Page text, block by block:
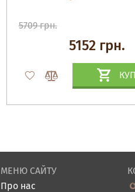
5709 грн.
5152 грн.
МЕНЮ САЙТУ
Про нас